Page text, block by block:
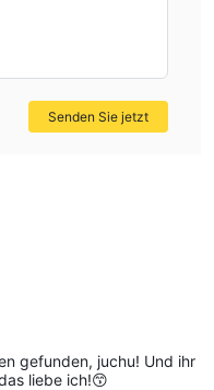
gefunden, juchu! Und ihr
liebe ich!😙
Senden Sie jetzt